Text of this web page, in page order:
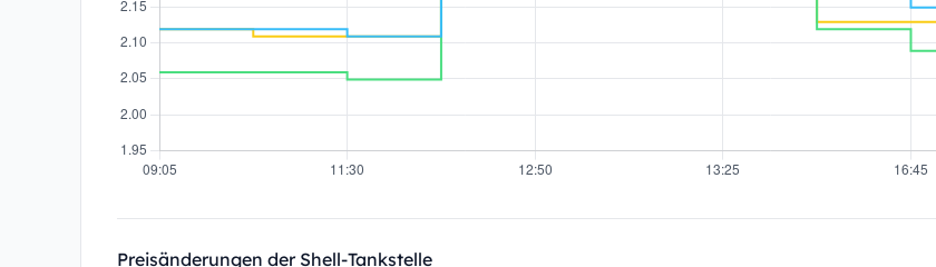
Preisänderungen der Shell-Tankstelle